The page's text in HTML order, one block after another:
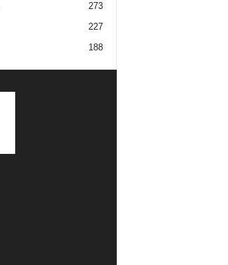
273
227
188